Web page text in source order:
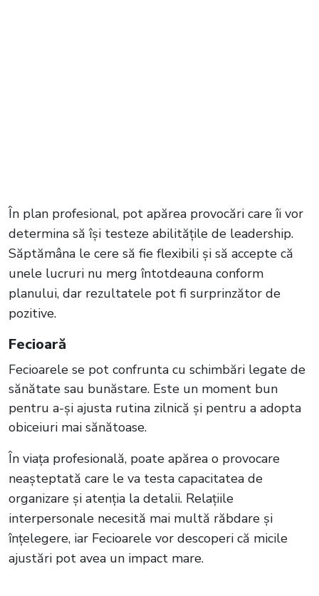
În plan profesional, pot apărea provocări care îi vor
determina să își testeze abilitățile de leadership.
Săptămâna le cere să fie flexibili și să accepte că
unele lucruri nu merg întotdeauna conform
planului, dar rezultatele pot fi surprinzător de
pozitive.
Fecioară
Fecioarele se pot confrunta cu schimbări legate de
sănătate sau bunăstare. Este un moment bun
pentru a-și ajusta rutina zilnică și pentru a adopta
obiceiuri mai sănătoase.
În viața profesională, poate apărea o provocare
neașteptată care le va testa capacitatea de
organizare și atenția la detalii. Relațiile
interpersonale necesită mai multă răbdare și
înțelegere, iar Fecioarele vor descoperi că micile
ajustări pot avea un impact mare.